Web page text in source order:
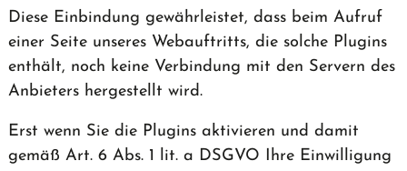
Diese Einbindung gewährleistet, dass beim Aufruf
einer Seite unseres Webauftritts, die solche Plugins
enthält, noch keine Verbindung mit den Servern des
Anbieters hergestellt wird.
Erst wenn Sie die Plugins aktivieren und damit
gemäß Art. 6 Abs. 1 lit. a DSGVO Ihre Einwilligung